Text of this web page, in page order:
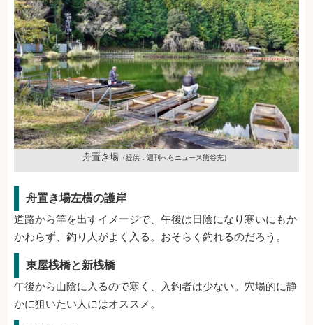
舟置き場 （提供：週刊へらニュース熊谷充）
舟置き場左横の護岸
道路から竿を出すイメージで、午後は日陰になり寒いにもか
かわらず、釣り人がよく入る。おそらく釣れるのだろう。
東屋桟橋と新桟橋
午後から山陰に入るので寒く、入釣者は少ない。穴場的に静
かに狙いたい人にはオススメ。